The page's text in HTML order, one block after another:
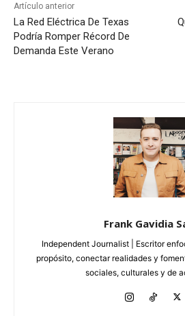
Artículo anterior
La Red Eléctrica De Texas
Podría Romper Récord De
Demanda Este Verano
Frank Gavidia
Independent Journalist | Escritor
propósito, conectar realidades y
sociales, culturales y de